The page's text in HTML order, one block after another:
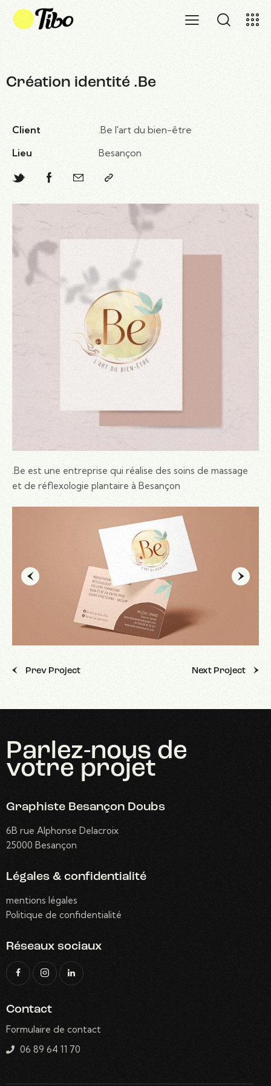
Création identité .Be
Client
.Be l'art du bien-être
Lieu
Besançon
.Be est une entreprise qui réalise des soins de massage
et de réflexologie plantaire à Besançon
Prev Project Next Project
Parlez-nous de
votre projet
Graphiste Besançon Doubs
6B rue Alphonse Delacroix
25000 Besançon
Légales & confidentialité
mentions légales
Politique de confidentialité
Réseaux sociaux
Contact
Formulaire de contact
06 89 64 11 70